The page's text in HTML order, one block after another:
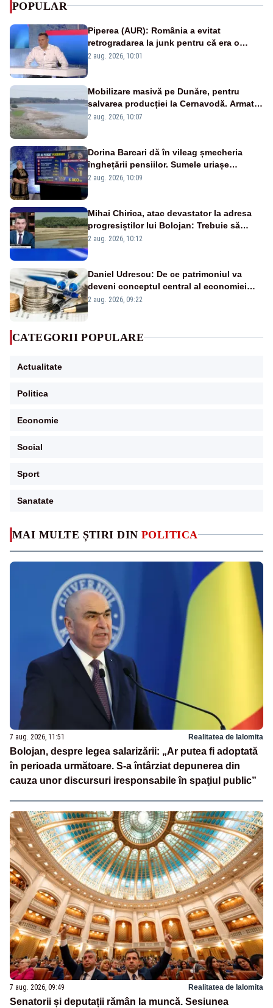
MAI MULTE ȘTIRI DIN POLITICA
7 aug. 2026, 11:51 Realitatea de Ialomita
Bolojan, despre legea salarizării: „Ar putea fi adoptată
în perioada următoare. S-a întârziat depunerea din
cauza unor discursuri iresponsabile în spaţiul public”
7 aug. 2026, 09:49 Realitatea de Ialomita
Senatorii și deputații rămân la muncă. Sesiunea
POPULAR
Piperea (AUR): România a evitat
retrogradarea la junk pentru că era o
catastrofă pentru bănci și fondurile de
2 aug. 2026, 10:01
Mobilizare masivă pe Dunăre, pentru
salvarea producției la Cernavodă. Armata
va detona o stâncă și va devia apa
2 aug. 2026, 10:07
Dorina Barcari dă în vileag șmecheria
înghețării pensiilor. Sumele uriașe
pierdute de fiecare român
2 aug. 2026, 10:09
Mihai Chirica, atac devastator la adresa
progresiștilor lui Bolojan: Trebuie să
protejăm și natura, dar nu șținem omaneii
2 aug. 2026, 10:12
Daniel Udrescu: De ce patrimoniul va
deveni conceptul central al economiei
viitoare?
2 aug. 2026, 09:22
CATEGORII POPULARE
Actualitate
Politica
Economie
Social
Sport
Sanatate